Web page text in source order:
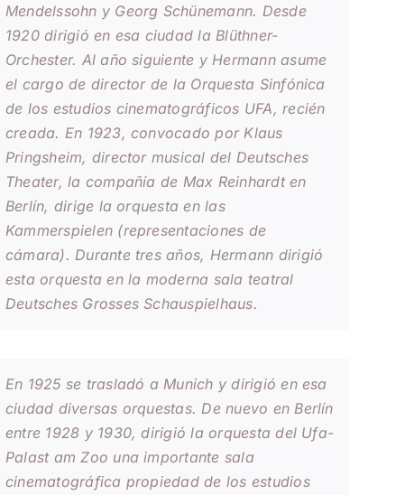
Mendelssohn y Georg Schünemann. Desde
1920 dirigió en esa ciudad la Blüthner-
Orchester. Al año siguiente y Hermann asume
el cargo de director de la Orquesta Sinfónica
de los estudios cinematográficos UFA, recién
creada. En 1923, convocado por Klaus
Pringsheim, director musical del Deutsches
Theater, la compañía de Max Reinhardt en
Berlín, dirige la orquesta en las
Kammerspielen (representaciones de
cámara). Durante tres años, Hermann dirigió
esta orquesta en la moderna sala teatral
Deutsches Grosses Schauspielhaus.
En 1925 se trasladó a Munich y dirigió en esa
ciudad diversas orquestas. De nuevo en Berlín
entre 1928 y 1930, dirigió la orquesta del Ufa-
Palast am Zoo​ una importante sala
cinematográfica propiedad de los estudios